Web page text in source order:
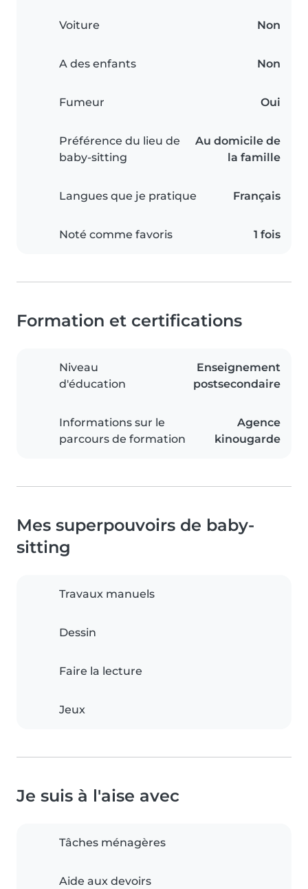
Voiture Non
A des enfants Non
Fumeur Oui
Préférence du lieu de
baby-sitting
Au domicile de
la famille
Langues que je pratique Français
Noté comme favoris 1 fois
Formation et certifications
Niveau
d'éducation
Enseignement
postsecondaire
Informations sur le
parcours de formation
Agence
kinougarde
Mes superpouvoirs de baby-
sitting
Travaux manuels
Dessin
Faire la lecture
Jeux
Je suis à l'aise avec
Tâches ménagères
Aide aux devoirs